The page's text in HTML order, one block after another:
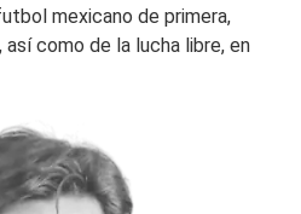
mexicano de primera,
como de la lucha libre, en